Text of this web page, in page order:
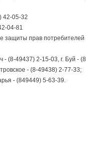
42-05-32
04-81
защиты прав
- (8-49437) 2-15-03, г. Буй -
- (8-49438) 2-77-33;
- (849449) 5-63-39.